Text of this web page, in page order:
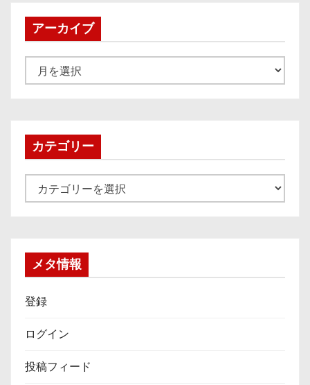
アーカイブ
ー
ブカテゴリー
テ
メタ情報
登録
ログイン
投稿フィード